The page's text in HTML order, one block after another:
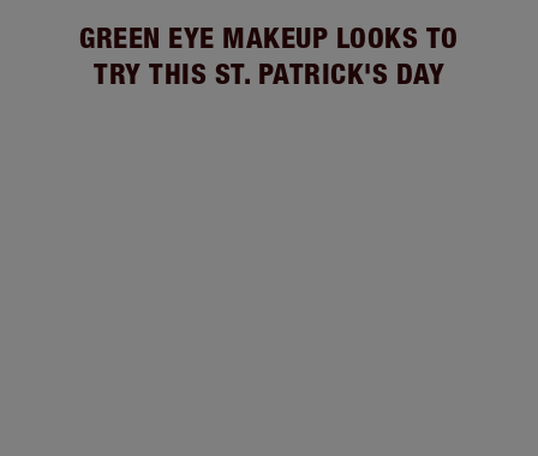
GREEN EYE MAKEUP LOOKS TO
TRY THIS ST. PATRICK'S DAY